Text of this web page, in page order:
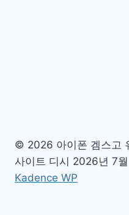
© 2026 아이폰 겜스고
사이트 디시 2026년 7
Kadence WP